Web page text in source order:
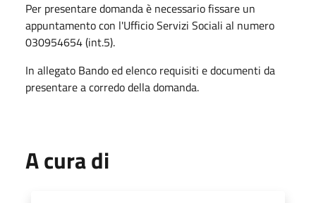
Per presentare domanda è necessario fissare un
appuntamento con l'Ufficio Servizi Sociali al numero
030954654 (int.5).
In allegato Bando ed elenco requisiti e documenti da
presentare a corredo della domanda.
A cura di